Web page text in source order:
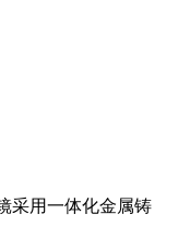
用一体化金属铸